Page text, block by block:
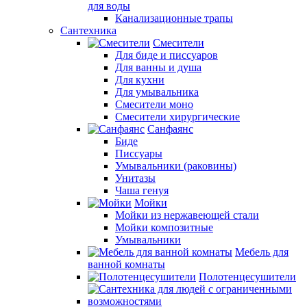
для воды
Канализационные трапы
Сантехника
Смесители
Для биде и писсуаров
Для ванны и душа
Для кухни
Для умывальника
Смесители моно
Смесители хирургические
Санфаянс
Биде
Писсуары
Умывальники (раковины)
Унитазы
Чаша генуя
Мойки
Мойки из нержавеющей стали
Мойки композитные
Умывальники
Мебель для
ванной комнаты
Полотенцесушители